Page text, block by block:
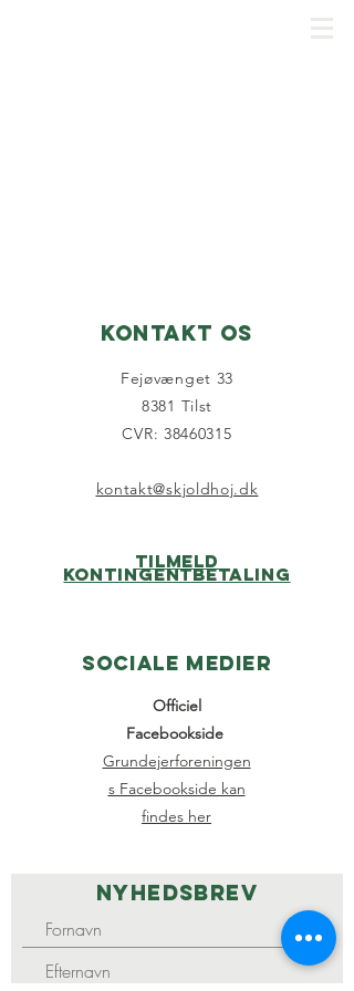
Kontakt os
Fejøvænget 33
8381 Tilst
CVR: 38460315
kontakt@skjoldhoj.dk
Tilmeld
kontingentbetaling
Sociale medier
Officiel
Facebookside
Grundejerforeningen
s Facebookside kan
findes her
Nyhedsbrev